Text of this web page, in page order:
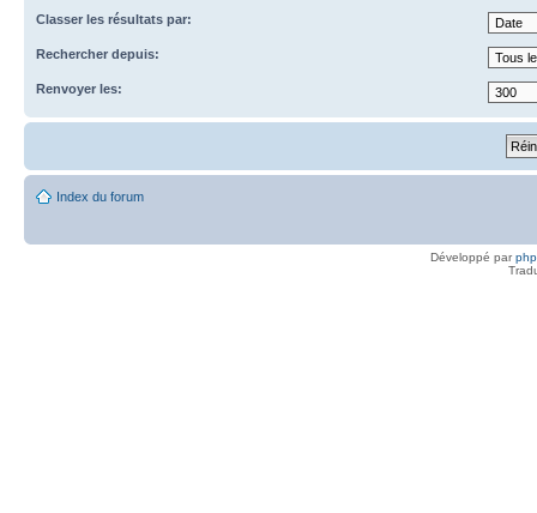
Classer les résultats par:
Rechercher depuis:
Renvoyer les:
Index du forum
Développé par